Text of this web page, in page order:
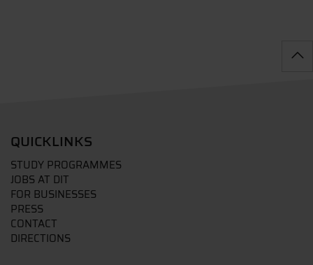
QUICKLINKS
STUDY PROGRAMMES
JOBS AT DIT
FOR BUSINESSES
PRESS
CONTACT
DIRECTIONS